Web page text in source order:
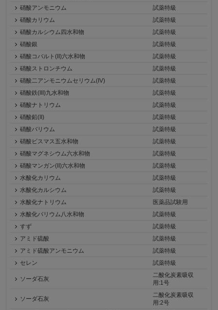
硝酸アンモニウム
試薬特級
硝酸カリウム
試薬特級
硝酸カルシウム四水和物
試薬特級
硝酸銀
試薬特級
硝酸コバルト(II)六水和物
試薬特級
硝酸ストロンチウム
試薬特級
硝酸二アンモニウムセリウム(IV)
試薬特級
硝酸鉄(III)九水和物
試薬特級
硝酸ナトリウム
試薬特級
硝酸鉛(II)
試薬特級
硝酸バリウム
試薬特級
硝酸ビスマス五水和物
試薬特級
硝酸マグネシウム六水和物
試薬特級
硝酸マンガン(II)六水和物
試薬特級
水酸化カリウム
試薬特級
水酸化カルシウム
試薬特級
水酸化ナトリウム
医薬品試験用
水酸化バリウム八水和物
試薬特級
すず
試薬特級
アミド硫酸
試薬特級
アミド硫酸アンモニウム
試薬特級
セレン
試薬特級
ソーダ石灰
二酸化炭素吸収
用:1号
ソーダ石灰
二酸化炭素吸収
用:2号